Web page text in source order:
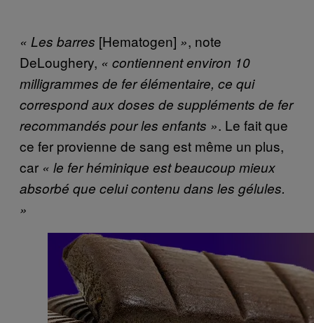
« Les barres [Hematogen] », note
DeLoughery, « contiennent environ 10
milligrammes de fer élémentaire, ce qui
correspond aux doses de suppléments de fer
recommandés pour les enfants ». Le fait que
ce fer provienne de sang est même un plus,
car « le fer héminique est beaucoup mieux
absorbé que celui contenu dans les gélules.
»